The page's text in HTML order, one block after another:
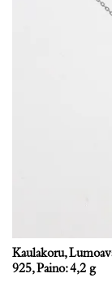
Kaulakoru,
925, Paino: 4,2 g